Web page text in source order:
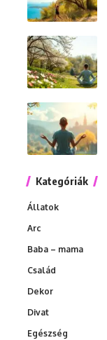
Kategóriák
Állatok
Arc
Baba – mama
Család
Dekor
Divat
Egészség